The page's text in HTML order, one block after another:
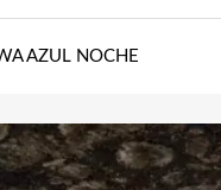
AZUL NOCHE